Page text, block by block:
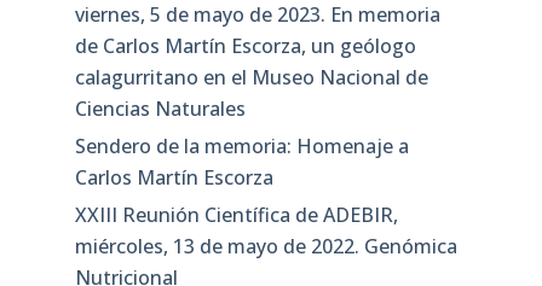
viernes, 5 de mayo de 2023. En memoria
de Carlos Martín Escorza, un geólogo
calagurritano en el Museo Nacional de
Ciencias Naturales
Sendero de la memoria: Homenaje a
Carlos Martín Escorza
XXIII Reunión Científica de ADEBIR,
miércoles, 13 de mayo de 2022. Genómica
Nutricional